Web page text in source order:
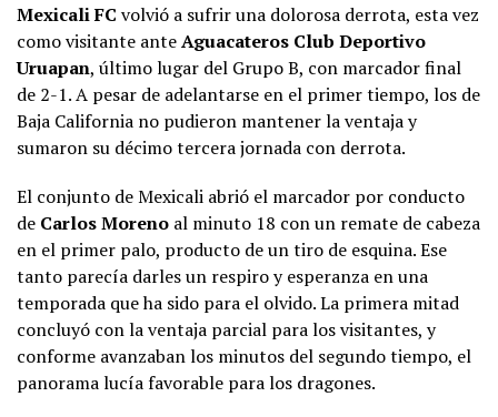
Mexicali FC volvió a sufrir una dolorosa derrota, esta vez
como visitante anteAguacateros Club Deportivo
Uruapan, último lugar del Grupo B, con marcador final
de 2-1. A pesar de adelantarse en el primer tiempo, los de
Baja California no pudieron mantener la ventaja y
sumaron su décimo tercera jornada con derrota.
El conjunto de Mexicali abrió el marcador por conducto
de Carlos Moreno al minuto 18 con un remate de cabeza
en el primer palo, producto de un tiro de esquina. Ese
tanto parecía darles un respiro y esperanza en una
temporada que ha sido para el olvido. La primera mitad
concluyó con la ventaja parcial para los visitantes, y
conforme avanzaban los minutos del segundo tiempo, el
panorama lucía favorable para los dragones.